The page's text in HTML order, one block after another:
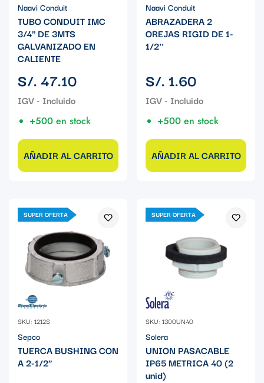
Naavi Conduit
TUBO CONDUIT IMC
3/4" DE 3MTS
GALVANIZADO EN
CALIENTE
Precio
regular
S/. 47.10
+500 en stock
AÑADIR AL CARRITO
Naavi Conduit
ABRAZADERA 2
OREJAS RIGID DE 1-
1/2''
Precio
regular
S/. 1.60
+500 en stock
AÑADIR AL CARRITO
SUPER OFERTA
SKU: 1212S
Sepco
TUERCA BUSHING CON
A 2-1/2"
SUPER OFERTA
SKU: 1300UN40
Solera
UNION PASACABLE
IP65 METRICA 40 (2
unid)